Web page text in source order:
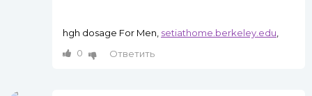
hgh dosage For Men, setiathome.berkeley.edu
0
Ответить